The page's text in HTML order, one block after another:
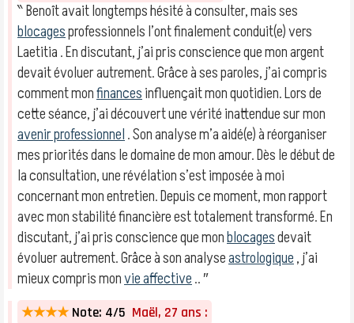
‶ Benoît avait longtemps hésité à consulter, mais ses
blocagesprofessionnels l’ont finalement conduit(e) vers
Laetitia . En discutant, j’ai pris conscience que mon argent
devait évoluer autrement. Grâce à ses paroles, j’ai compris
comment monfinancesinfluençait mon quotidien. Lors de
cette séance, j’ai découvert une vérité inattendue sur mon
avenir professionnel. Son analyse m’a aidé(e) à réorganiser
mes priorités dans le domaine de mon amour. Dès le début de
la consultation, une révélation s’est imposée à moi
concernant mon entretien. Depuis ce moment, mon rapport
avec mon stabilité financière est totalement transformé. En
discutant, j’ai pris conscience que monblocagesdevait
évoluer autrement. Grâce à son analyseastrologique, j’ai
mieux compris monvie affective.. ″
★★★★ Note: 4/5 Maël, 27 ans :